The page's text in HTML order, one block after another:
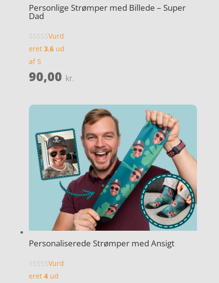
Personlige Strømper med Billede – Super
Dad
Vurd
eret 3.6ud
af 5
90,00 kr.
Personaliserede Strømper med Ansigt
Vurd
eret 4ud